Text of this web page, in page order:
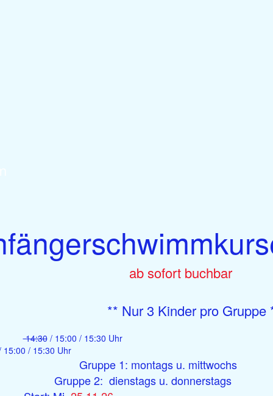
ab sofort buchbar
** Nur 3 Kinder pro Gruppe
14:30/ 15:00 / 15:30
/ 15:30 Uhr
Gruppe 1: montags u. mittwochs
2: dienstags u. donnerstags